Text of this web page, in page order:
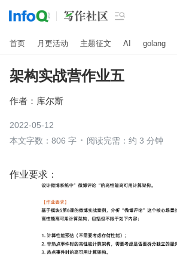

首页 月更活动 主题征文 AI golang
架构实战营作业五
作者： 库尔斯
2022-05-12
本文字数：806 字
阅读完需：约 3 分钟
作业要求：